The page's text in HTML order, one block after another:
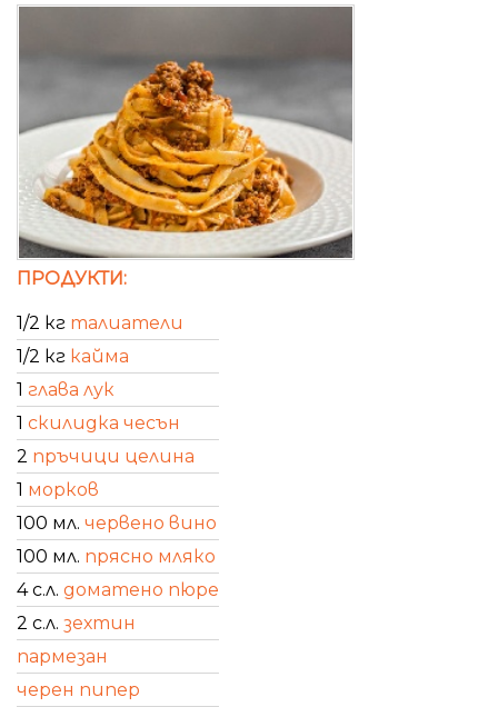
ПРОДУКТИ:
1/2 кг талиатели
1/2 кг кайма
1 глава лук
1 скилидка чесън
2 пръчици целина
1 морков
100 мл. червено вино
100 мл. прясно мляко
4 с.л. доматено пюре
2 с.л. зехтин
пармезан
черен пипер